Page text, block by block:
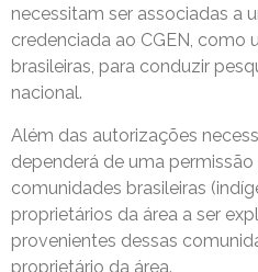
necessitam ser associadas a
credenciada ao CGEN, como
brasileiras, para conduzir
nacional.
Além das autorizações
dependerá de uma
comunidades brasileiras
proprietários da área a ser
provenientes dessas
proprietário da área.